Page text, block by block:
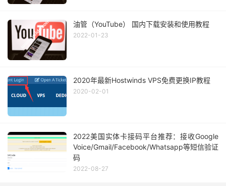
油管（YouTube） 国内下载安装和使用教程
2022-01-23
2020年最新Hostwinds VPS免费更换IP教程
2020-02-01
2022美国实体卡接码平台推荐：接收Google
Voice/Gmail/Facebook/Whatsapp等短信验证
码
2022-08-27